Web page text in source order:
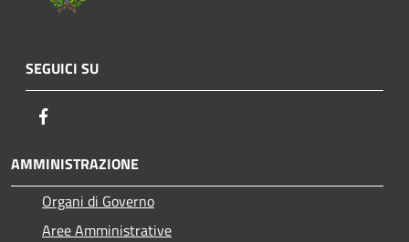
SEGUICI SU
AMMINISTRAZIONE
Organi di Governo
Aree Amministrative